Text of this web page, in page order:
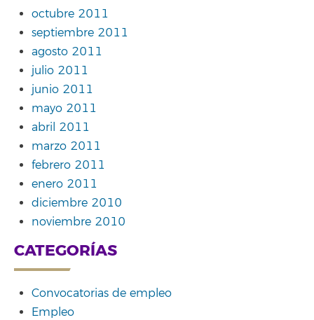
octubre 2011
septiembre 2011
agosto 2011
julio 2011
junio 2011
mayo 2011
abril 2011
marzo 2011
febrero 2011
enero 2011
diciembre 2010
noviembre 2010
CATEGORÍAS
Convocatorias de empleo
Empleo